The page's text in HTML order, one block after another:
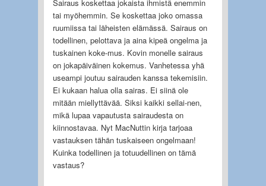
Sairaus koskettaa jokaista ihmistä enemmin
tai myöhemmin. Se koskettaa joko omassa
ruumiissa tai läheisten elämässä. Sairaus on
todellinen, pelottava ja aina kipeä ongelma ja
tuskainen koke-mus. Kovin monelle sairaus
on jokapäiväinen kokemus. Vanhetessa yhä
useampi joutuu sairauden kanssa tekemisiin.
Ei kukaan halua olla sairas. Ei siinä ole
mitään miellyttävää. Siksi kaikki sellai-nen,
mikä lupaa vapautusta sairaudesta on
kiinnostavaa. Nyt MacNuttin kirja tarjoaa
vastauksen tähän tuskaiseen ongelmaan!
Kuinka todellinen ja totuudellinen on tämä
vastaus?